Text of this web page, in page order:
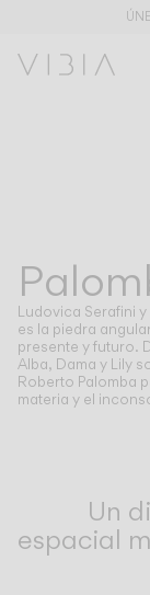
Diseñadores
DISEÑADORES
Ludovica Serafini
es la piedra
presente y futuro.
Alba, Dama y Lily
Roberto Palomba
materia y el
Un
espacial